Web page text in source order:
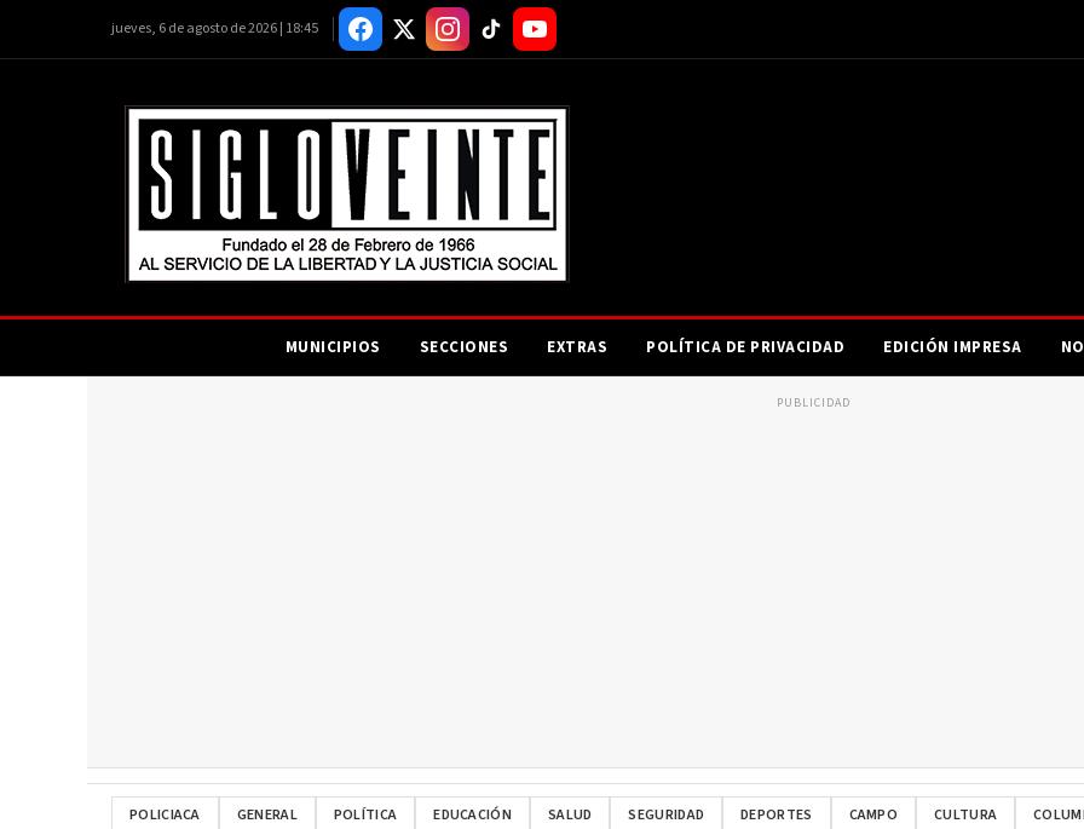
jueves, 6 de agosto de 2026 | 18:45
MUNICIPIOS SECCIONES EXTRAS POLÍTICA DE PRIVACIDAD EDICIÓN IMPRESA
PUBLICIDAD
POLICIACA GENERAL POLÍTICA EDUCACIÓN SALUD SEGURIDAD DEPORTES CAMPO CULTURA